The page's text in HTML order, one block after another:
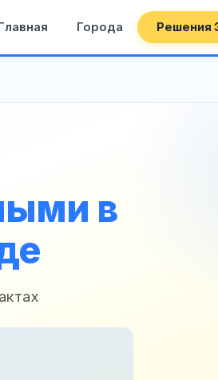
Города Решения
в